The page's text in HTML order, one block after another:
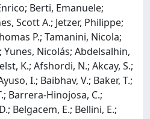
Berti, Emanuele;
Scott A.; Jetzer, Philippe;
P.; Tamanini, Nicola;
Yunes, Nicolás; Abdelsalhin,
K.; Afshordi, N.; Akcay, S.;
I.; Baibhav, V.; Baker, T.;
Barrera-Hinojosa, C.;
Belgacem, E.; Bellini, E.;